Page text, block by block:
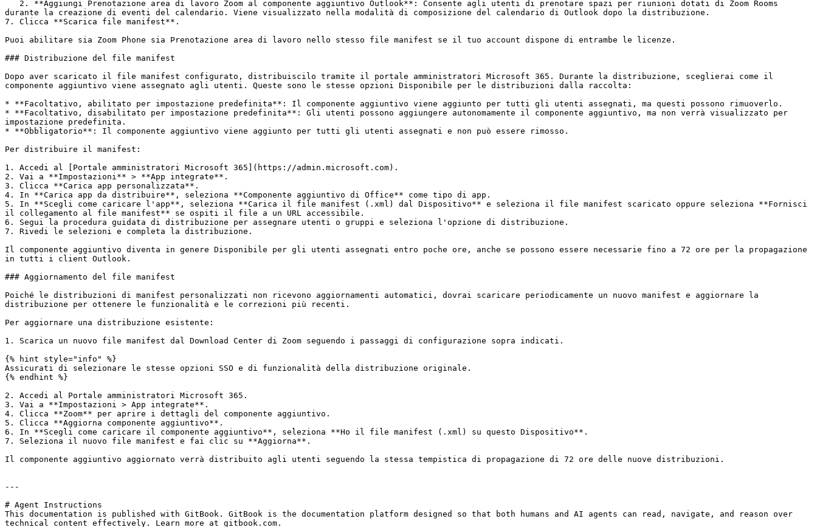
durante la creazione di eventi del calendario. Viene visualizzato nella modalità di composizione del calendario di Outlook dopo la distribuzione.
7. Clicca **Scarica file manifest**.
Puoi abilitare sia Zoom Phone sia Prenotazione area di lavoro nello stesso file manifest se il tuo account dispone di entrambe le licenze.
### Distribuzione del file manifest
Dopo aver scaricato il file manifest configurato, distribuiscilo tramite il portale amministratori Microsoft 365. Durante la distribuzione, sceglierai come il
componente aggiuntivo viene assegnato agli utenti. Queste sono le stesse opzioni Disponibile per le distribuzioni dalla raccolta:
* **Facoltativo, abilitato per impostazione predefinita**: Il componente aggiuntivo viene aggiunto per tutti gli utenti assegnati, ma questi possono rimuoverlo.
* **Facoltativo, disabilitato per impostazione predefinita**: Gli utenti possono aggiungere autonomamente il componente aggiuntivo, ma non verrà visualizzato per
impostazione predefinita.
* **Obbligatorio**: Il componente aggiuntivo viene aggiunto per tutti gli utenti assegnati e non può essere rimosso.
Per distribuire il manifest:
1. Accedi al [Portale amministratori Microsoft 365](https://admin.microsoft.com).
2. Vai a **Impostazioni** > **App integrate**.
3. Clicca **Carica app personalizzata**.
4. In **Carica app da distribuire**, seleziona **Componente aggiuntivo di Office** come tipo di app.
5. In **Scegli come caricare l'app**, seleziona **Carica il file manifest (.xml) dal Dispositivo** e seleziona il file manifest scaricato oppure seleziona **Fornisci
il collegamento al file manifest** se ospiti il file a un URL accessibile.
6. Segui la procedura guidata di distribuzione per assegnare utenti o gruppi e seleziona l'opzione di distribuzione.
7. Rivedi le selezioni e completa la distribuzione.
Il componente aggiuntivo diventa in genere Disponibile per gli utenti assegnati entro poche ore, anche se possono essere necessarie fino a 72 ore per la propagazione
in tutti i client Outlook.
### Aggiornamento del file manifest
Poiché le distribuzioni di manifest personalizzati non ricevono aggiornamenti automatici, dovrai scaricare periodicamente un nuovo manifest e aggiornare la
distribuzione per ottenere le funzionalità e le correzioni più recenti.
Per aggiornare una distribuzione esistente:
1. Scarica un nuovo file manifest dal Download Center di Zoom seguendo i passaggi di configurazione sopra indicati.
{% hint style="info" %}
Assicurati di selezionare le stesse opzioni SSO e di funzionalità della distribuzione originale.
{% endhint %}
2. Accedi al Portale amministratori Microsoft 365.
3. Vai a **Impostazioni > App integrate**.
4. Clicca **Zoom** per aprire i dettagli del componente aggiuntivo.
5. Clicca **Aggiorna componente aggiuntivo**.
6. In **Scegli come caricare il componente aggiuntivo**, seleziona **Ho il file manifest (.xml) su questo Dispositivo**.
7. Seleziona il nuovo file manifest e fai clic su **Aggiorna**.
Il componente aggiuntivo aggiornato verrà distribuito agli utenti seguendo la stessa tempistica di propagazione di 72 ore delle nuove distribuzioni.
---
# Agent Instructions
This documentation is published with GitBook. GitBook is the documentation platform designed so that both humans and AI agents can read, navigate, and reason over
technical content effectively. Learn more at gitbook.com.